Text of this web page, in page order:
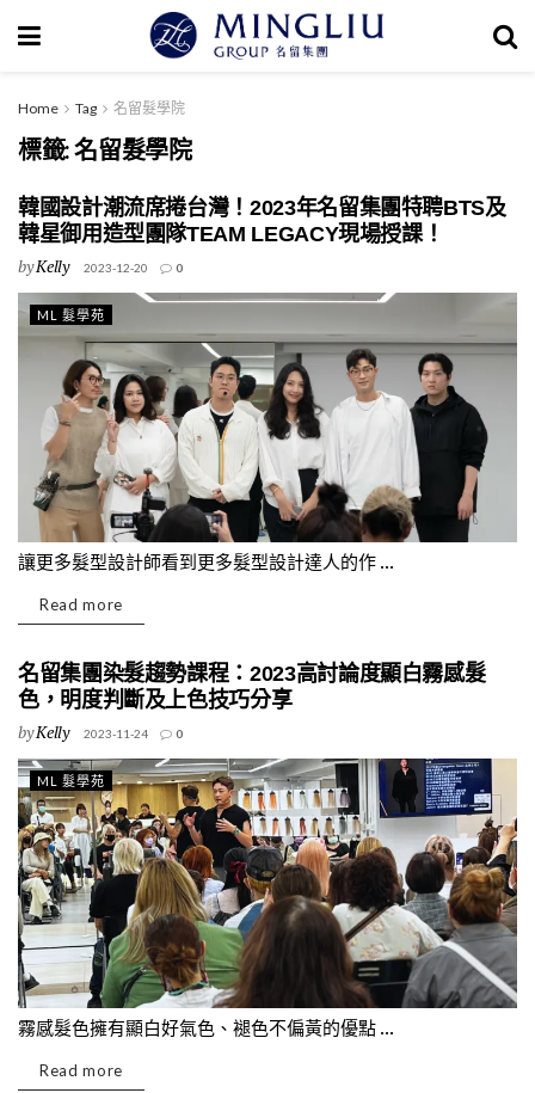
Home Tag 名留髮學院
標籤:名留髮學院
韓國設計潮流席捲台灣！2023年名留集團特聘BTS及
韓星御用造型團隊TEAM LEGACY現場授課！
byKelly 2023-12-20 0
ML 髮學苑
讓更多髮型設計師看到更多髮型設計達人的作 ...
Read more
名留集團染髮趨勢課程：2023高討論度顯白霧感髮
色，明度判斷及上色技巧分享
byKelly 2023-11-24 0
ML 髮學苑
霧感髮色擁有顯白好氣色、褪色不偏黃的優點 ...
Read more